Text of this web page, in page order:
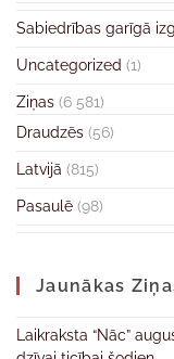
Sabiedrības garīgā
Uncategorized (1)
Ziņas (6 581)
Draudzēs (56)
Latvijā (815)
Pasaulē (98)
Jaunākas
Laikraksta “Nāc”